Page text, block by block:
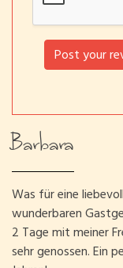
Post your
Barbara
Was für eine
wunderbaren
2 Tage mit meiner
sehr genossen. Ein